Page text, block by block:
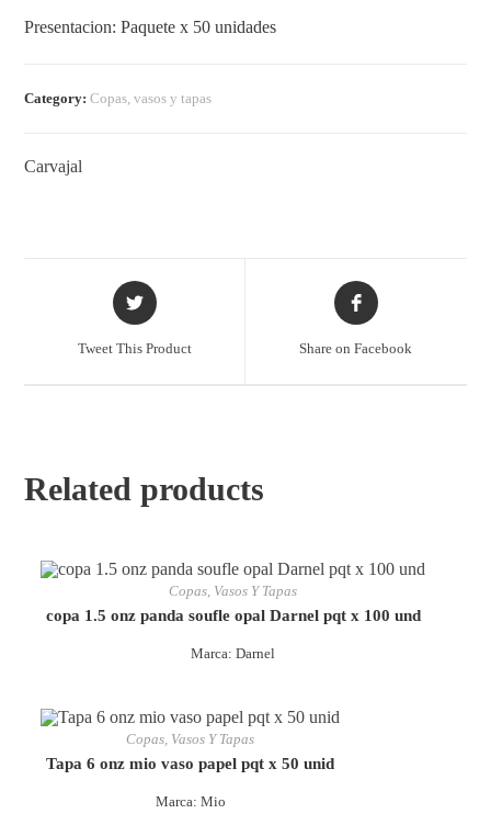
Presentacion: Paquete x 50 unidades
Category:Copas, vasos y tapas
Carvajal
Tweet This Product Share on Facebook
Related products
Marca: Darnel
Copas, Vasos Y Tapas
copa 1.5 onz panda soufle opal Darnel pqt x 100 und
Marca: Mio
Copas, Vasos Y Tapas
Tapa 6 onz mio vaso papel pqt x 50 unid